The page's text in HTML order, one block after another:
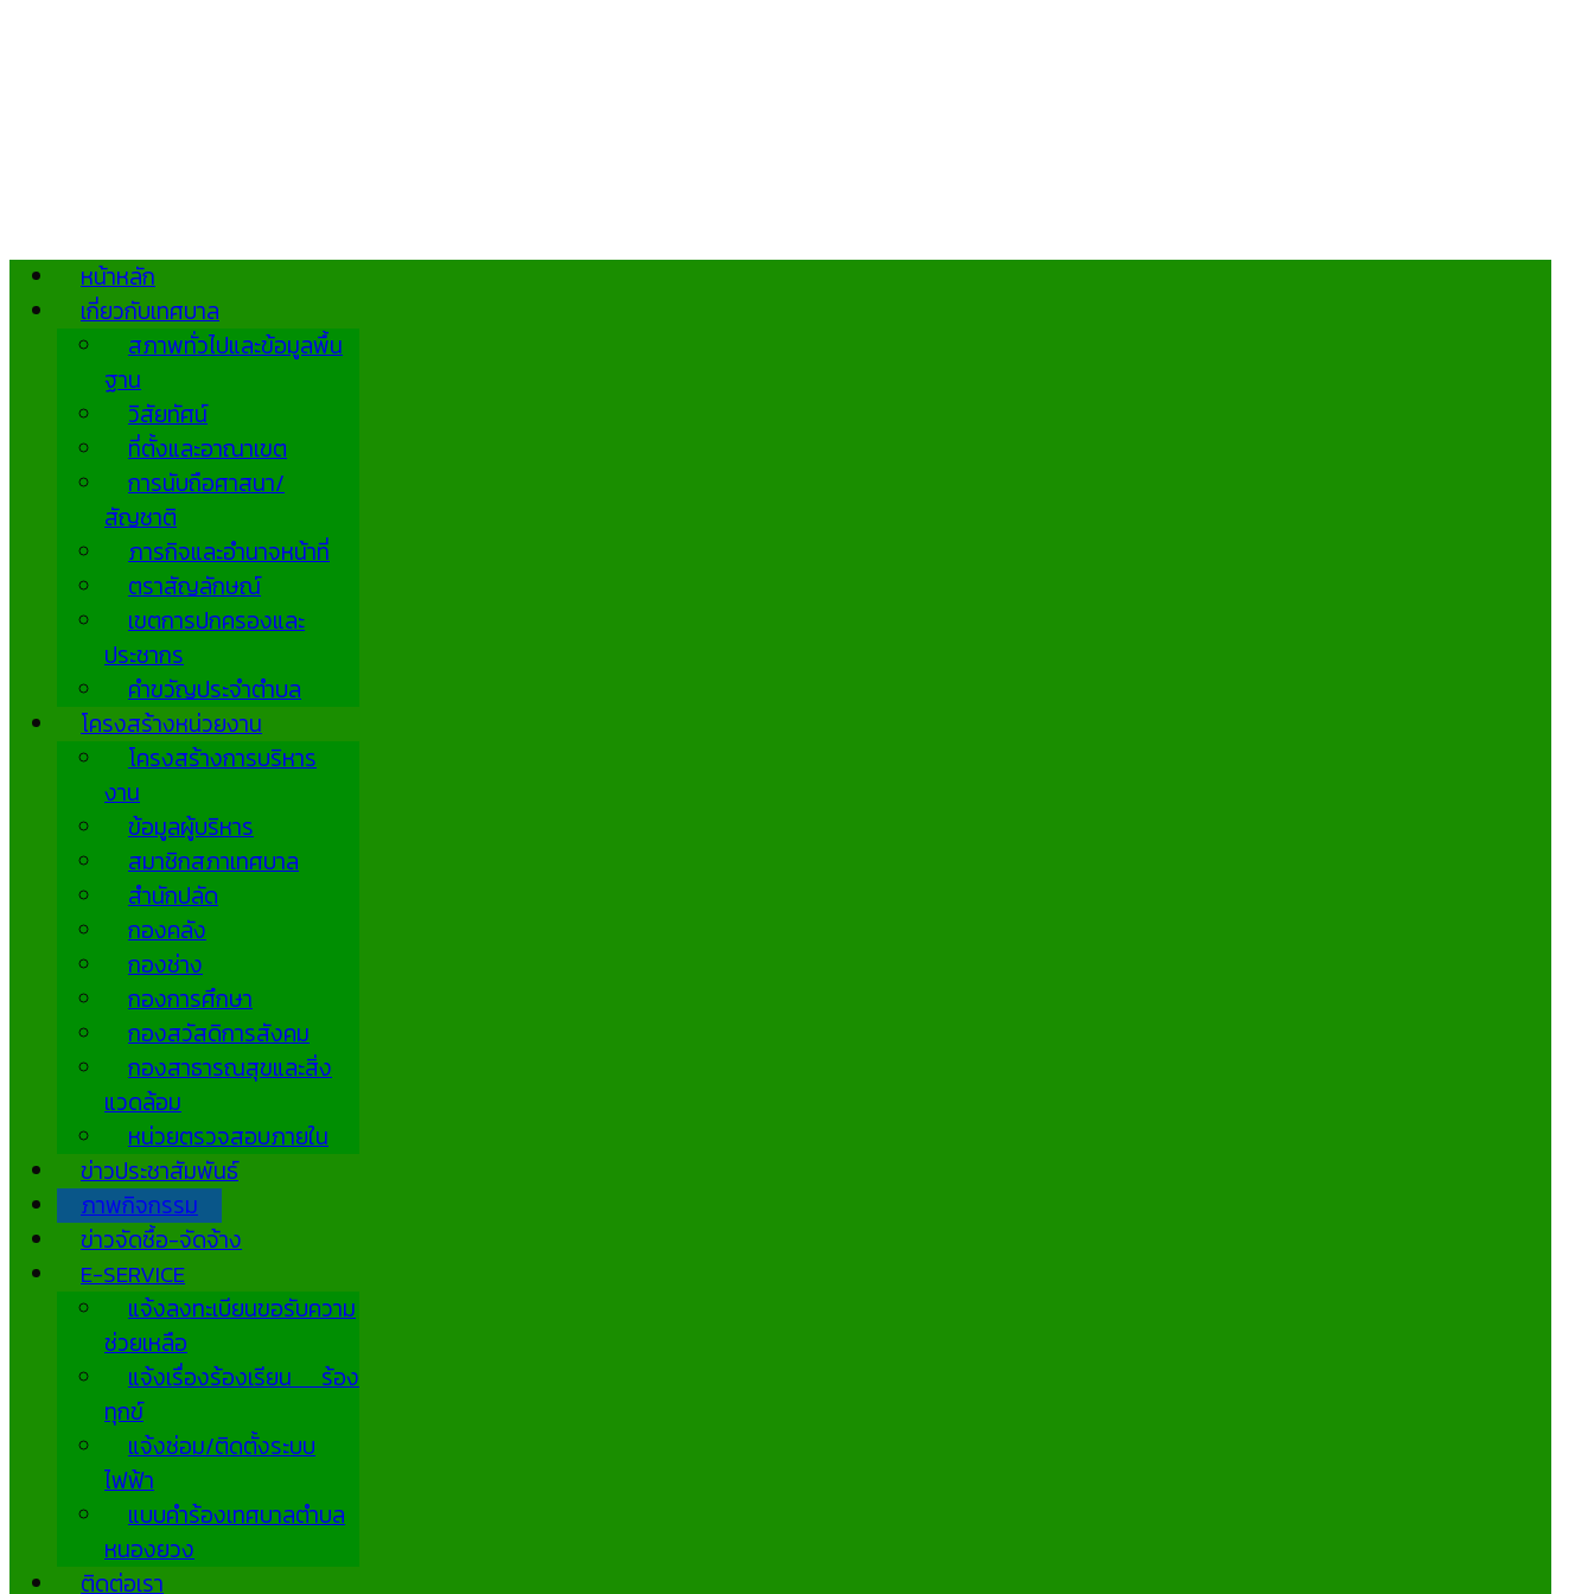
หน้าหลัก
เกี่ยวกับเทศบาล
สภาพทั่วไปและข้อมูลพื้น
ฐาน
วิสัยทัศน์
ที่ตั้งและอาณาเขต
การนับถือศาสนา/
สัญชาติ
ภารกิจและอำนาจหน้าที่
ตราสัญลักษณ์
เขตการปกครองและ
ประชากร
คำขวัญประจำตำบล
โครงสร้างหน่วยงาน
โครงสร้างการบริหาร
งาน
ข้อมูลผู้บริหาร
สมาชิกสภาเทศบาล
สำนักปลัด
กองคลัง
กองช่าง
กองการศึกษา
กองสวัสดิการสังคม
กองสาธารณสุขและสิ่ง
แวดล้อม
หน่วยตรวจสอบภายใน
ข่าวประชาสัมพันธ์
ภาพกิจกรรม
ข่าวจัดซื้อ-จัดจ้าง
E-SERVICE
แจ้งลงทะเบียนขอรับความ
ช่วยเหลือ
แจ้งเรื่องร้องเรียน ร้อง
ทุกข์
แจ้งซ่อม/ติดตั้งระบบ
ไฟฟ้า
แบบคำร้องเทศบาลตำบล
หนองยวง
ติดต่อเรา